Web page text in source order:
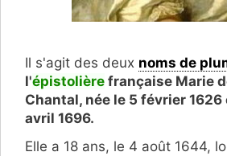
Il s'agit des deux noms de
l'épistolière française Marie
Chantal, née le 5 février 1626
avril 1696.
Elle a 18 ans, le 4 août 1644,